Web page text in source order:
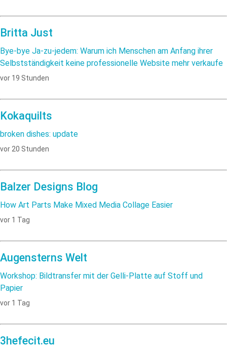
Britta Just
Bye-bye Ja-zu-jedem: Warum ich Menschen am Anfang ihrer
Selbstständigkeit keine professionelle Website mehr verkaufe
vor 19 Stunden
Kokaquilts
broken dishes: update
vor 20 Stunden
Balzer Designs Blog
How Art Parts Make Mixed Media Collage Easier
vor 1 Tag
Augensterns Welt
Workshop: Bildtransfer mit der Gelli-Platte auf Stoff und
Papier
vor 1 Tag
3hefecit.eu